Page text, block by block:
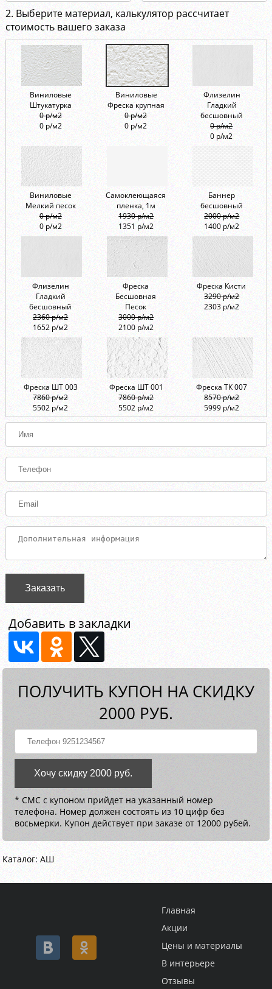
2. Выберите материал, калькулятор рассчитает
стоимость вашего заказа
Виниловые
Штукатурка
0 р/м2
0 р/м2
Виниловые
Фреска крупная
0 р/м2
0 р/м2
Флизелин
Гладкий
бесшовный
0 р/м2
0 р/м2
Виниловые
Мелкий песок
0 р/м2
0 р/м2
Самоклеющаяся
пленка, 1м
1930 р/м2
1351 р/м2
Баннер
бесшовный
2000 р/м2
1400 р/м2
Флизелин
Гладкий
бесшовный
2360 р/м2
1652 р/м2
Фреска
Бесшовная
Песок
3000 р/м2
2100 р/м2
Фреска Кисти
3290 р/м2
2303 р/м2
Фреска ШТ 003
7860 р/м2
5502 р/м2
Фреска ШТ 001
7860 р/м2
5502 р/м2
Фреска ТК 007
8570 р/м2
5999 р/м2
Заказать
Добавить в закладки
ПОЛУЧИТЬ КУПОН НА СКИДКУ
2000 РУБ.
Хочу скидку 2000 руб.
* СМС с купоном прийдет на указанный номер
телефона. Номер должен состоять из 10 цифр без
восьмерки. Купон действует при заказе от 12000 рубей.
Каталог: АШ
Главная
Акции
Цены и материалы
В интерьере
Отзывы